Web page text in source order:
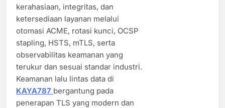
kerahasiaan, integritas, dan
ketersediaan layanan melalui
otomasi ACME, rotasi kunci, OCSP
stapling, HSTS, mTLS, serta
observabilitas keamanan yang
terukur dan sesuai standar industri.
Keamanan lalu lintas data di
KAYA787 bergantung pada
penerapan TLS yang modern dan